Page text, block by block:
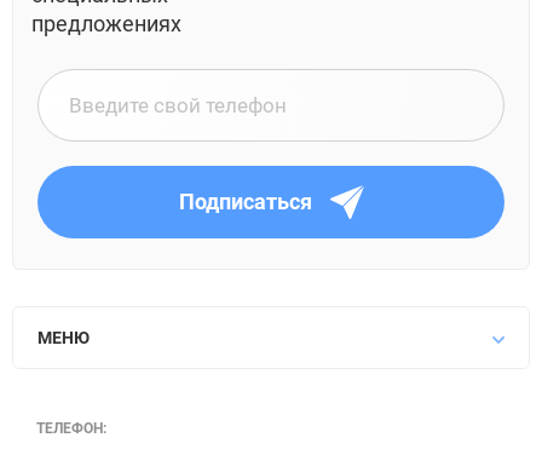
предложениях
Подписаться
МЕНЮ
ТЕЛЕФОН: